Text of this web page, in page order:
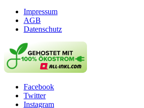
Impressum
AGB
Datenschutz
Facebook
Twitter
Instagram